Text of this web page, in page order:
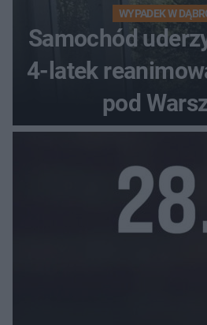
WYPADEK W
Samochód
4-latek
pod